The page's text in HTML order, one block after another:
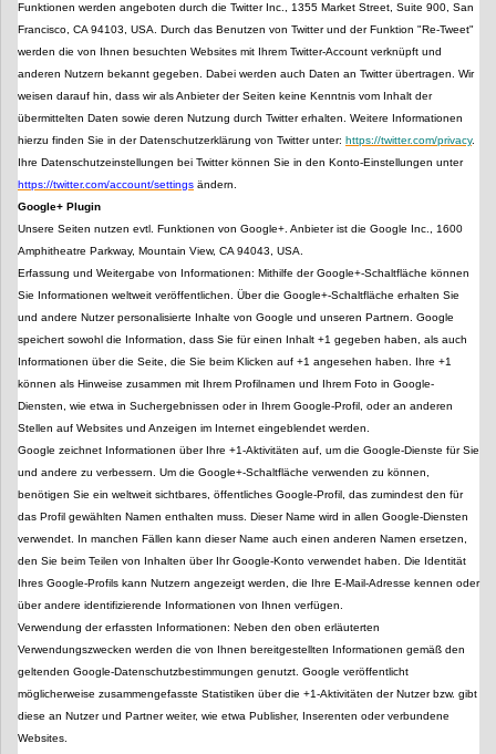
Funktionen werden angeboten durch die Twitter Inc., 1355 Market Street, Suite 900, San
Francisco, CA 94103, USA. Durch das Benutzen von Twitter und der Funktion "Re-Tweet"
werden die von Ihnen besuchten Websites mit Ihrem Twitter-Account verknüpft und
anderen Nutzern bekannt gegeben. Dabei werden auch Daten an Twitter übertragen. Wir
weisen darauf hin, dass wir als Anbieter der Seiten keine Kenntnis vom Inhalt der
übermittelten Daten sowie deren Nutzung durch Twitter erhalten. Weitere Informationen
hierzu finden Sie in der Datenschutzerklärung von Twitter unter: https://twitter.com/privacy.
Ihre Datenschutzeinstellungen bei Twitter können Sie in den Konto-Einstellungen unter
https://twitter.com/account/settings ändern.
Google+ Plugin
Unsere Seiten nutzen evtl. Funktionen von Google+. Anbieter ist die Google Inc., 1600
Amphitheatre Parkway, Mountain View, CA 94043, USA.
Erfassung und Weitergabe von Informationen: Mithilfe der Google+-Schaltfläche können
Sie Informationen weltweit veröffentlichen. Über die Google+-Schaltfläche erhalten Sie
und andere Nutzer personalisierte Inhalte von Google und unseren Partnern. Google
speichert sowohl die Information, dass Sie für einen Inhalt +1 gegeben haben, als auch
Informationen über die Seite, die Sie beim Klicken auf +1 angesehen haben. Ihre +1
können als Hinweise zusammen mit Ihrem Profilnamen und Ihrem Foto in Google-
Diensten, wie etwa in Suchergebnissen oder in Ihrem Google-Profil, oder an anderen
Stellen auf Websites und Anzeigen im Internet eingeblendet werden.
Google zeichnet Informationen über Ihre +1-Aktivitäten auf, um die Google-Dienste für Sie
und andere zu verbessern. Um die Google+-Schaltfläche verwenden zu können,
benötigen Sie ein weltweit sichtbares, öffentliches Google-Profil, das zumindest den für
das Profil gewählten Namen enthalten muss. Dieser Name wird in allen Google-Diensten
verwendet. In manchen Fällen kann dieser Name auch einen anderen Namen ersetzen,
den Sie beim Teilen von Inhalten über Ihr Google-Konto verwendet haben. Die Identität
Ihres Google-Profils kann Nutzern angezeigt werden, die Ihre E-Mail-Adresse kennen oder
über andere identifizierende Informationen von Ihnen verfügen.
Verwendung der erfassten Informationen: Neben den oben erläuterten
Verwendungszwecken werden die von Ihnen bereitgestellten Informationen gemäß den
geltenden Google-Datenschutzbestimmungen genutzt. Google veröffentlicht
möglicherweise zusammengefasste Statistiken über die +1-Aktivitäten der Nutzer bzw. gibt
diese an Nutzer und Partner weiter, wie etwa Publisher, Inserenten oder verbundene
Websites.